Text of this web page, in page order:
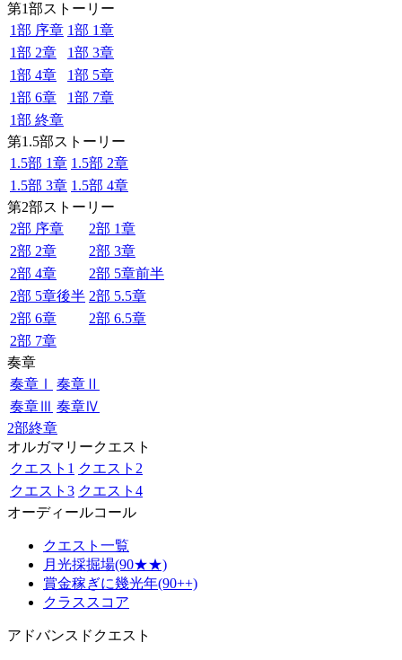
第1部ストーリー
1部 序章 1部 1章
1部 2章
1部 3章
1部 4章
1部 5章
1部 6章
1部 7章
1部 終章
第1.5部ストーリー
1.5部 1章 1.5部 2章
1.5部 3章 1.5部 4章
第2部ストーリー
2部 序章
2部 1章
2部 2章
2部 3章
2部 4章
2部 5章前半
2部 5章後半 2部 5.5章
2部 6章
2部 6.5章
2部 7章
奏章
奏章Ⅰ
奏章Ⅱ
奏章Ⅲ 奏章Ⅳ
2部終章
オルガマリークエスト
クエスト1 クエスト2
クエスト3 クエスト4
オーディールコール
クエスト一覧
月光採掘場(90★★)
賞金稼ぎに幾光年(90++)
クラススコア
アドバンスドクエスト